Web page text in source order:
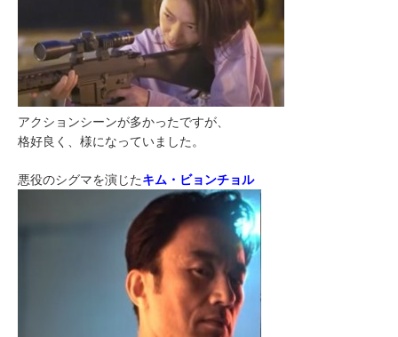
アクションシーンが多かったですが、
格好良く、様になっていました。
悪役のシグマを演じたキム・ビョンチョル